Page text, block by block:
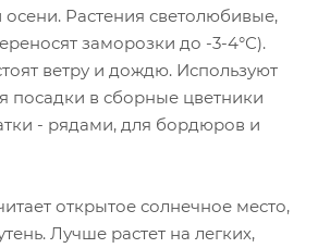
Растения светолюбивые,
заморозки до -3-4°С).
ветру и дождю. Используют
посадки в сборные цветники
- рядами, для бордюров и
открытое солнечное место,
Лучше растет на легких,